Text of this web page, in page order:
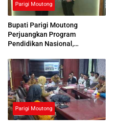
Parigi Moutong
Bupati Parigi Moutong
Perjuangkan Program
Pendidikan Nasional,
Respons Positif
Parigi Moutong